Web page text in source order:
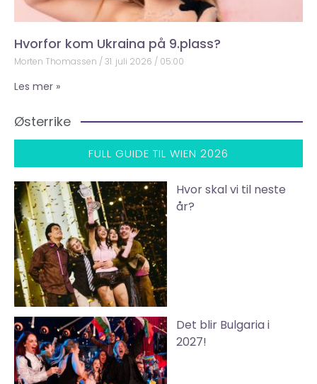
Hvorfor kom Ukraina på 9.plass?
Morten Thomassen 31. juli 2026 05:00
Les mer »
Østerrike
FULL GUIDE TIL WIEN 2026
Hvor skal vi til neste
år?
Det blir Bulgaria i
2027!